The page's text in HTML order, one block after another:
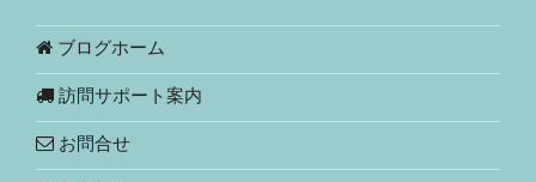
ブログホーム
訪問サポート案内
お問合せ